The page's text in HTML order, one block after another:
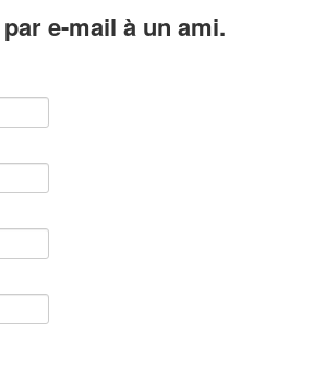
e-mail à un ami.